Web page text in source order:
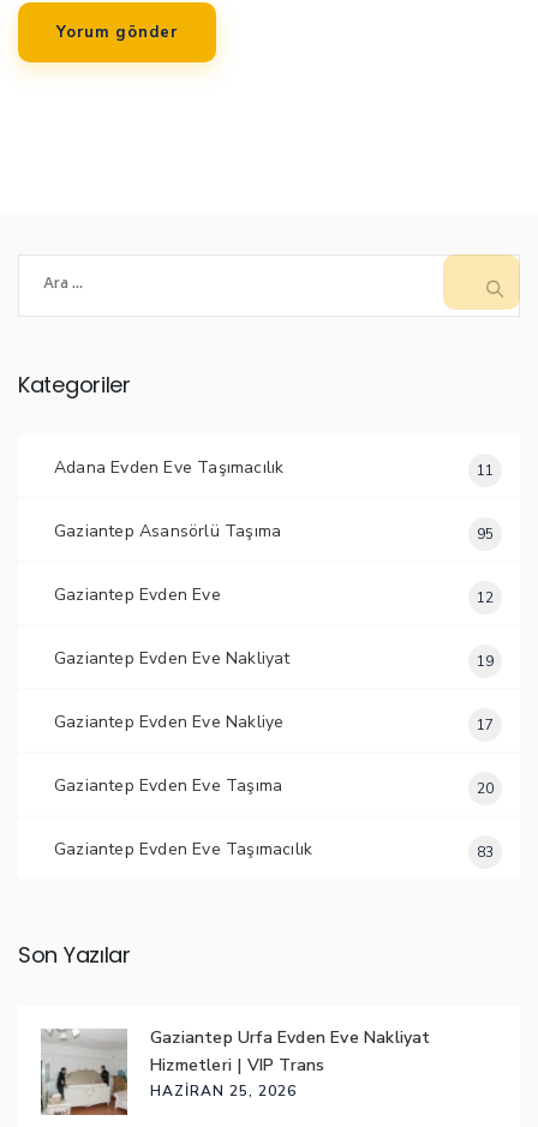
Kategoriler
Adana Evden Eve Taşımacılık 11
Gaziantep Asansörlü Taşıma 95
Gaziantep Evden Eve 12
Gaziantep Evden Eve Nakliyat 19
Gaziantep Evden Eve Nakliye 17
Gaziantep Evden Eve Taşıma 20
Gaziantep Evden Eve Taşımacılık 83
Son Yazılar
Gaziantep Urfa Evden Eve Nakliyat
Hizmetleri | VIP Trans
HAZIRAN 25, 2026